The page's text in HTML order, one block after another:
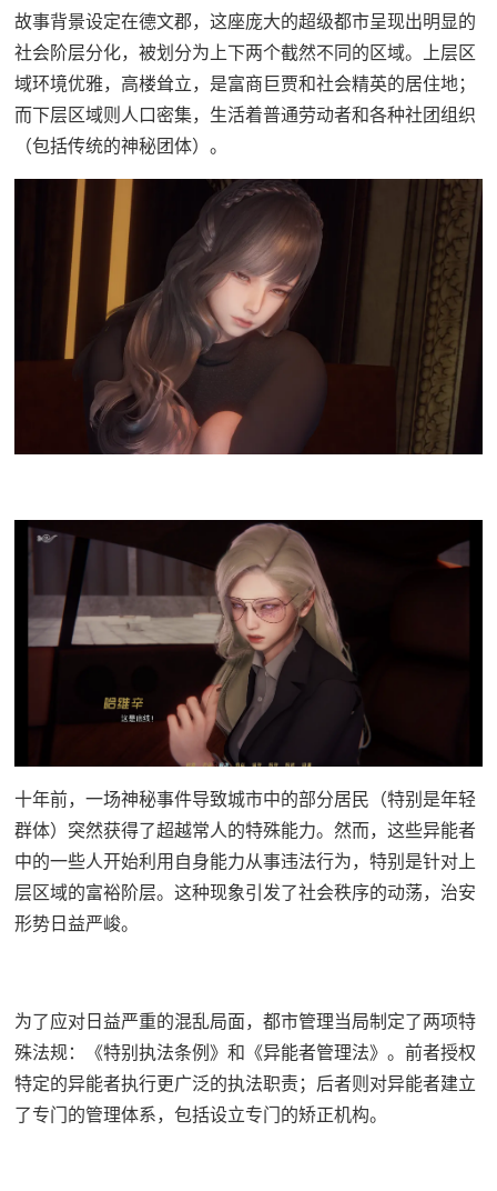
故事背景设定在德文郡，这座庞大的超级都市呈现出明显的
社会阶层分化，被划分为上下两个截然不同的区域。上层区
域环境优雅，高楼耸立，是富商巨贾和社会精英的居住地；
而下层区域则人口密集，生活着普通劳动者和各种社团组织
（包括传统的神秘团体）。
十年前，一场神秘事件导致城市中的部分居民（特别是年轻
群体）突然获得了超越常人的特殊能力。然而，这些异能者
中的一些人开始利用自身能力从事违法行为，特别是针对上
层区域的富裕阶层。这种现象引发了社会秩序的动荡，治安
形势日益严峻。
为了应对日益严重的混乱局面，都市管理当局制定了两项特
殊法规：《特别执法条例》和《异能者管理法》。前者授权
特定的异能者执行更广泛的执法职责；后者则对异能者建立
了专门的管理体系，包括设立专门的矫正机构。